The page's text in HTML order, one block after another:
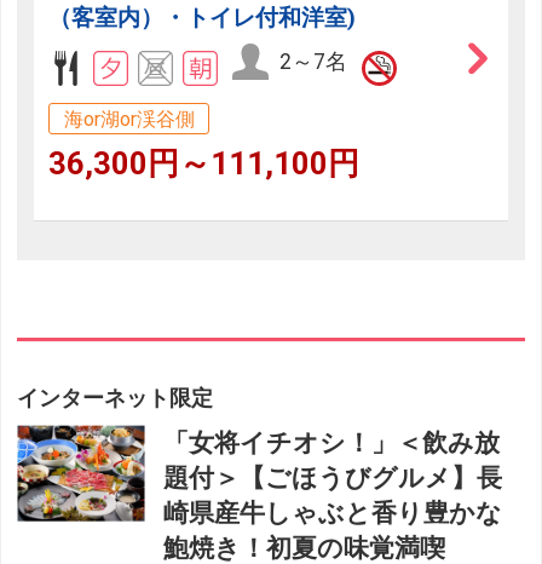
（客室内）・トイレ付和洋室)
2～7名
海or湖or渓谷側
36,300円～111,100円
インターネット限定
「女将イチオシ！」＜飲み放
題付＞【ごほうびグルメ】長
崎県産牛しゃぶと香り豊かな
鮑焼き！初夏の味覚満喫